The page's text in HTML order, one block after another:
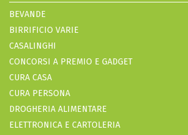
BEVANDE
BIRRIFICIO VARIE
CASALINGHI
CONCORSI A PREMIO E GADGET
CURA CASA
CURA PERSONA
DROGHERIA ALIMENTARE
ELETTRONICA E CARTOLERIA